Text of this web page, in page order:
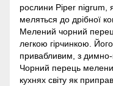
рослини Piper nigrum,
меляться до дрібної
Мелений чорний
легкою гірчинкою.
привабливим, з
Чорний перець
кухнях світу як